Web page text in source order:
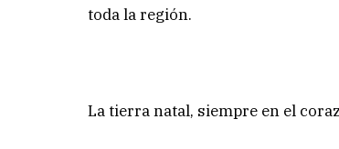
toda la región.
La tierra natal, siempre en el